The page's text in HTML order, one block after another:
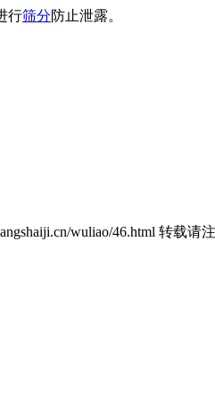
行筛分防止泄露。
wuliao/46.html 转载请